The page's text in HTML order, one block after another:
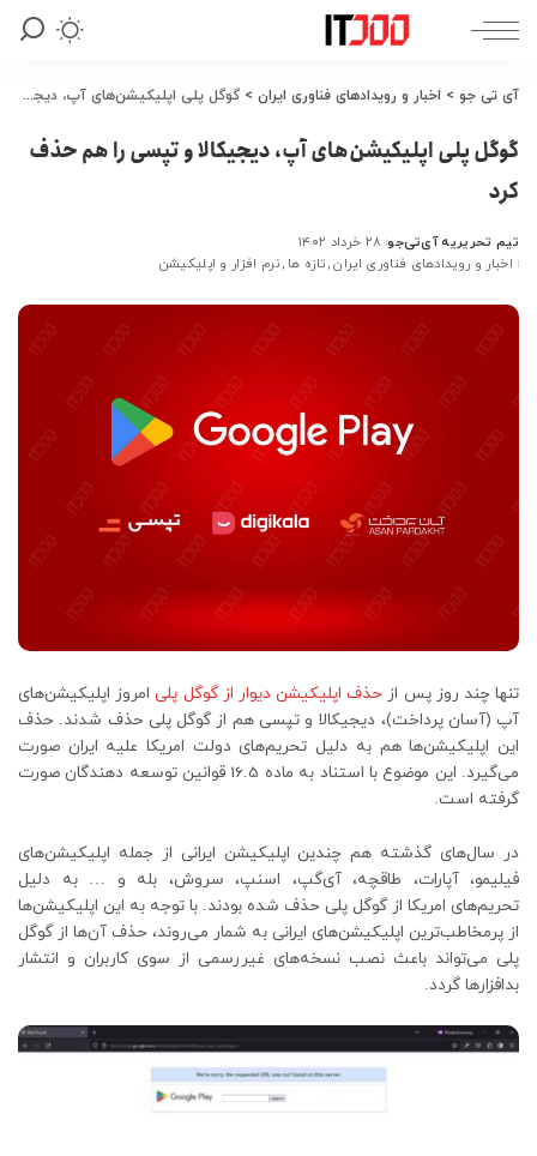
آی تی جو > اخبار و رویدادهای فناوری ایران > گوگل پلی اپلیکیشن‌های آپ، دیجیکالا و تپسی را هم حذف کرد
گوگل پلی اپلیکیشن‌های آپ، دیجیکالا و تپسی را هم حذف
کرد
ارسال
شده
تیم تحریریه آی‌تی‌جو ۲۸ خرداد ۱۴۰۲
اخبار و رویدادهای فناوری ایران تازه ها نرم افزار و اپلیکیشن
تنها چند روز پس از حذف اپلیکیشن دیوار از گوگل پلیامروز اپلیکیشن‌های
آپ (آسان پرداخت)، دیجیکالا و تپسی هم از گوگل پلی حذف شدند. حذف
این اپلیکیشن‌ها هم به دلیل تحریم‌های دولت امریکا علیه ایران صورت
می‌گیرد. این موضوع با استناد به ماده 16.5 قوانین توسعه دهندگان صورت
گرفته است.
در سال‌های گذشته هم چندین اپلیکیشن ایرانی از جمله اپلیکیشن‌های
فیلیمو، آپارات، طاقچه، آی‌گپ، اسنپ، سروش، بله و … به دلیل
تحریم‌های امریکا از گوگل پلی حذف شده بودند. با توجه به این اپلیکیشن‌ها
از پرمخاطب‌ترین اپلیکیشن‌های ایرانی به شمار می‌روند، حذف آن‌ها از گوگل
پلی می‌تواند باعث نصب نسخه‌های غیررسمی از سوی کاربران و انتشار
بدافزارها گردد.